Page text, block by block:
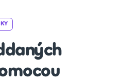
Categories